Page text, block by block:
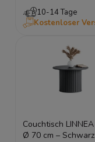
10-14 Tage
Kostenloser
Couchtisch
Ø 70 cm –